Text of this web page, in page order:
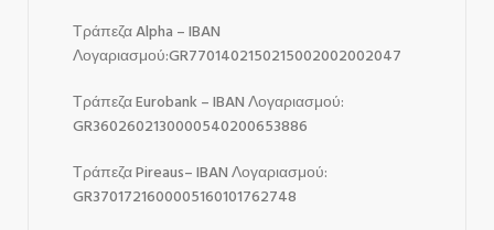
Τράπεζα Alpha – IBAN
Λογαριασμού:GR7701402150215002002002047
Τράπεζα Eurobank – IBAN Λογαριασμού:
GR3602602130000540200653886
Τράπεζα Pireaus– IBAN Λογαριασμού:
GR3701721600005160101762748